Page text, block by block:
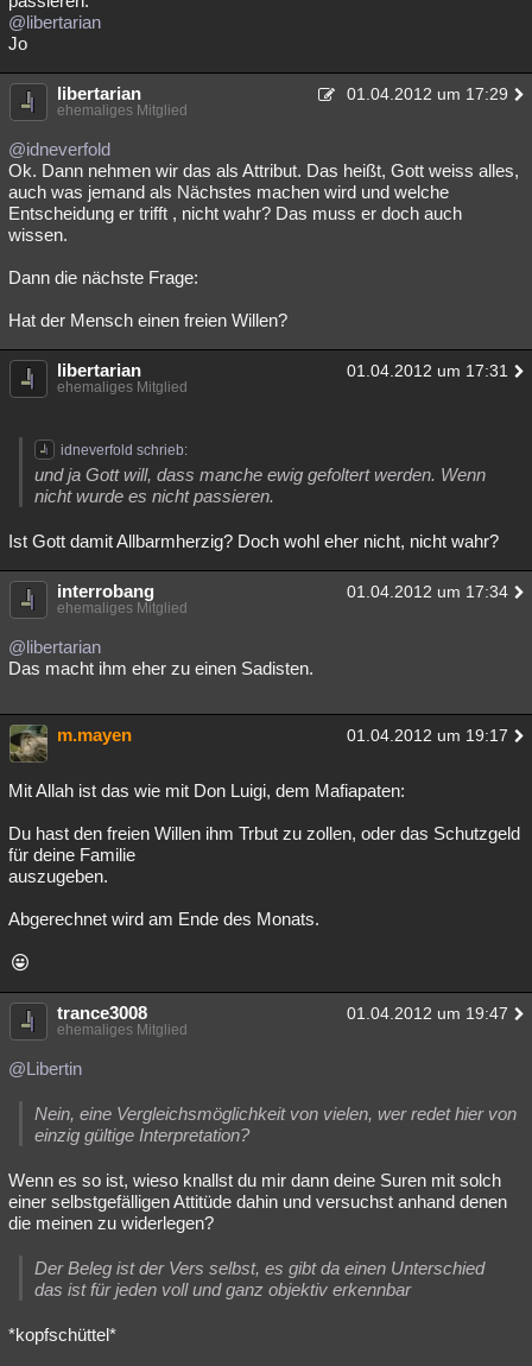
@libertarian
Jo
libertarian 01.04.2012 um 17:29
ehemaliges Mitglied
@idneverfold
Ok. Dann nehmen wir das als Attribut. Das heißt, Gott weiss alles,
auch was jemand als Nächstes machen wird und welche
Entscheidung er trifft , nicht wahr? Das muss er doch auch
wissen.
Dann die nächste Frage:
Hat der Mensch einen freien Willen?
libertarian 01.04.2012 um 17:31
ehemaliges Mitglied
idneverfold schrieb:
und ja Gott will, dass manche ewig gefoltert werden. Wenn
nicht wurde es nicht passieren.
Ist Gott damit Allbarmherzig? Doch wohl eher nicht, nicht wahr?
interrobang 01.04.2012 um 17:34
ehemaliges Mitglied
@libertarian
Das macht ihm eher zu einen Sadisten.
m.mayen 01.04.2012 um 19:17
Mit Allah ist das wie mit Don Luigi, dem Mafiapaten:
Du hast den freien Willen ihm Trbut zu zollen, oder das Schutzgeld
für deine Familie
auszugeben.
Abgerechnet wird am Ende des Monats.
trance3008 01.04.2012 um 19:47
ehemaliges Mitglied
@Libertin
Nein, eine Vergleichsmöglichkeit von vielen, wer redet hier von
einzig gültige Interpretation?
Wenn es so ist, wieso knallst du mir dann deine Suren mit solch
einer selbstgefälligen Attitüde dahin und versuchst anhand denen
die meinen zu widerlegen?
Der Beleg ist der Vers selbst, es gibt da einen Unterschied
das ist für jeden voll und ganz objektiv erkennbar
*kopfschüttel*